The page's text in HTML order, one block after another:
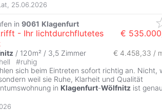
, 25.06.2026
in 9061 Klagenfurt
- Ihr lichtdurchflutetes
€
/ 120m² / 3,5 Zimmer € 4.458,33 /
hell #ruhig
sich beim Eintreten sofort richtig an. Nicht,
weil sie Ruhe, Klarheit und Qualität
in Klagenfurt-Wölfnitz ist